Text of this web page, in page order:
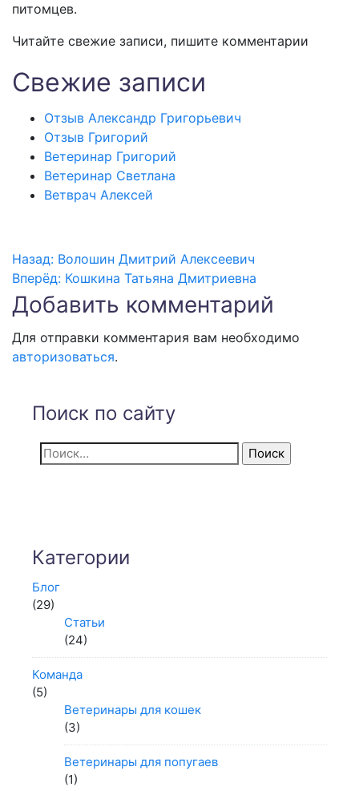
питомцев.
Читайте свежие записи, пишите комментарии
Свежие записи
Отзыв Александр Григорьевич
Отзыв Григорий
Ветеринар Григорий
Ветеринар Светлана
Ветврач Алексей
Навигация
по
записям
Назад: Волошин Дмитрий Алексеевич
Вперёд: Кошкина Татьяна Дмитриевна
Добавить комментарий
Для отправки комментария вам необходимо
авторизоваться.
Поиск по сайту
Найти:
Категории
Блог
(29)
Статьи
(24)
Команда
(5)
Ветеринары для кошек
(3)
Ветеринары для попугаев
(1)